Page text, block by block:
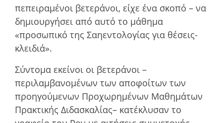
πεπειραµένοι βετεράνοι, είχε ένα σκοπό – να
δηµιουργήσει από αυτό το µάθηµα
«προσωπικό της Σαηεντολογίας για θέσεις-
κλειδιά».
Σύντοµα εκείνοι οι βετεράνοι –
περιλαµβανοµένων των αποφοίτων των
προηγούµενων Προχωρηµένων Μαθηµάτων
Πρακτικής Διδασκαλίας– κατέκλυσαν το